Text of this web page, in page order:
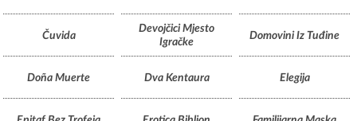
Čuvida
Devojčici Mjesto
Igračke
Domovini Iz Tuđine
Doña Muerte Dva Kentaura Elegija